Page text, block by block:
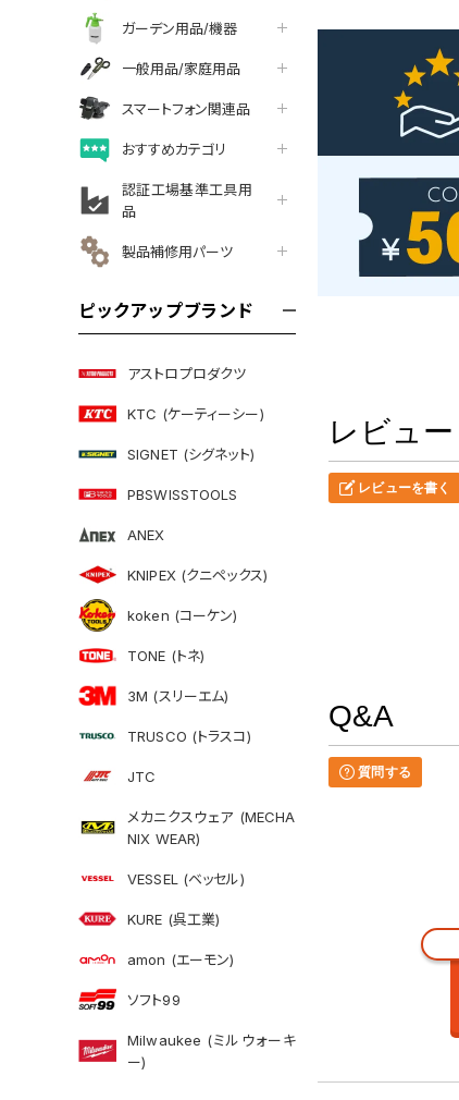
ガーデン用品/機器
一般用品/家庭用品
スマートフォン関連品
おすすめカテゴリ
認証工場基準工具用
品
製品補修用パーツ
ピックアップブランド
アストロプロダクツ
KTC (ケーティーシー)
SIGNET (シグネット)
PBSWISSTOOLS
ANEX
KNIPEX (クニペックス)
koken (コーケン)
TONE (トネ)
3M (スリーエム)
TRUSCO (トラスコ)
JTC
メカニクスウェア (MECHA
NIX WEAR)
VESSEL (ベッセル)
KURE (呉工業)
amon (エーモン)
ソフト99
Milwaukee (ミルウォーキ
ー)
レビュー
レビューを書く
Q&A
質問する